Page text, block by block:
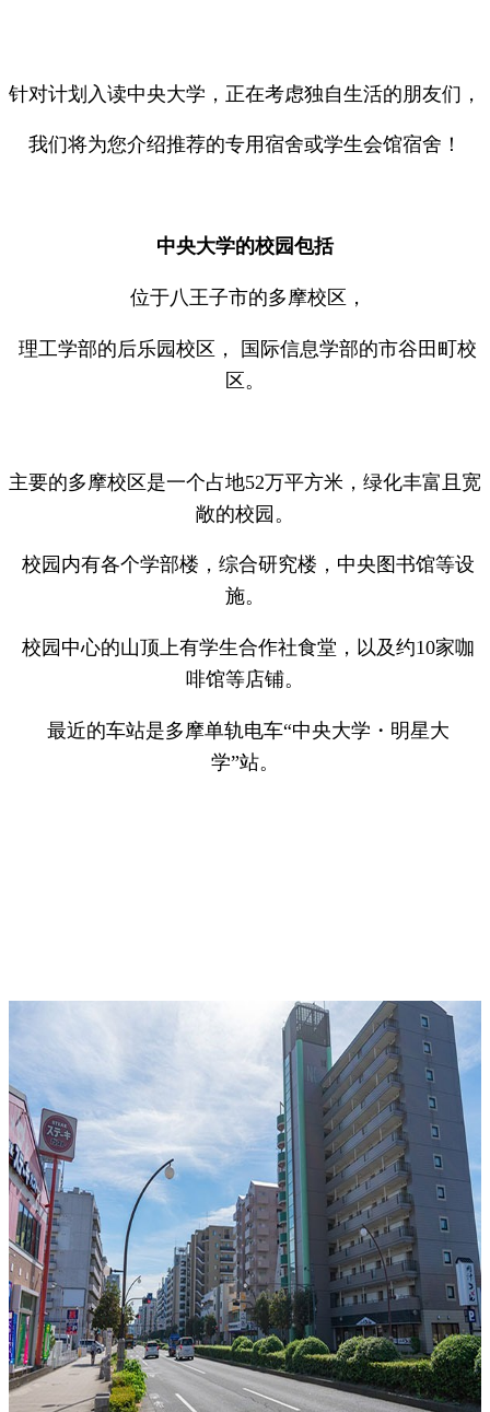
针对计划入读中央大学，正在考虑独自生活的朋友们，
我们将为您介绍推荐的专用宿舍或学生会馆宿舍！
中央大学的校园包括
位于八王子市的多摩校区，
理工学部的后乐园校区， 国际信息学部的市谷田町校
区。
主要的多摩校区是一个占地52万平方米，绿化丰富且宽
敞的校园。
校园内有各个学部楼，综合研究楼，中央图书馆等设
施。
校园中心的山顶上有学生合作社食堂，以及约10家咖
啡馆等店铺。
最近的车站是多摩单轨电车“中央大学・明星大
学”站。